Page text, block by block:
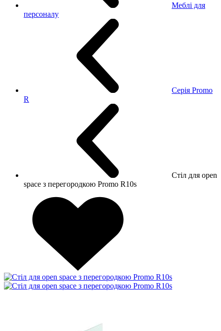
Меблі для
персоналу
Серія Promo
R
Стіл для open
space з перегородкою Promo R10s